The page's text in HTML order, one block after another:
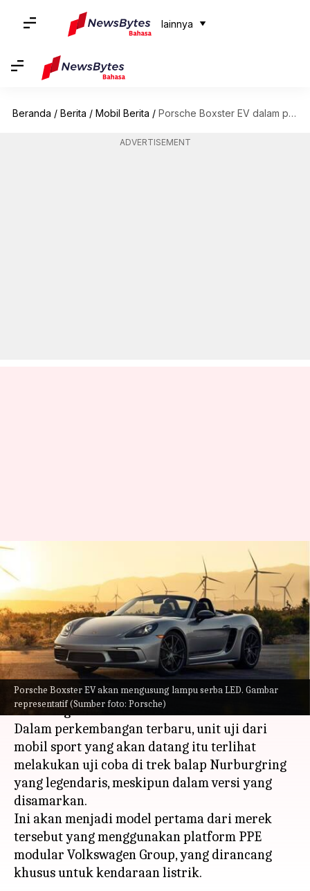
lainnya
Beranda / Berita / Mobil Berita / Porsche Boxster EV dalam pengerjaan: Apa yang bisa kita nantikan?
ADVERTISEMENT
Porsche Boxster EV akan mengusung lampu serba LED. Gambar
representatif (Sumber foto: Porsche)
Porsche Boxster EV dalam
pengerjaan: Apa yang bisa kita
nantikan?
menulis Bob May 08, 2023 11:54 am
Apa ceritanya
Pembuat supercar Jerman, Porsche, bersiap
untuk segera meluncurkan Boxster EV baru.
Dalam perkembangan terbaru, unit uji dari
mobil sport yang akan datang itu terlihat
melakukan uji coba di trek balap Nurburgring
yang legendaris, meskipun dalam versi yang
disamarkan.
Ini akan menjadi model pertama dari merek
tersebut yang menggunakan platform PPE
modular Volkswagen Group, yang dirancang